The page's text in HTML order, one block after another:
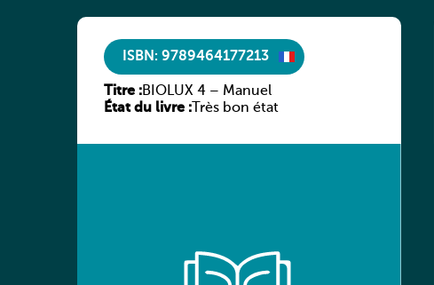
ISBN: 9789464177213
Titre :BIOLUX 4 – Manuel
État du livre : Très bon état